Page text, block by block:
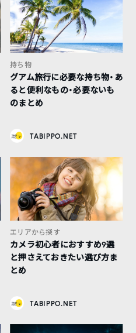
持ち物
グアム旅行に必要な持ち物・あ
ると便利なもの・必要ないも
のまとめ
TABIPPO.NET
エリアから探す
カメラ初心者におすすめ9選
と押さえておきたい選び方ま
とめ
TABIPPO.NET